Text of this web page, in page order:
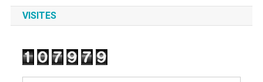
VISITES